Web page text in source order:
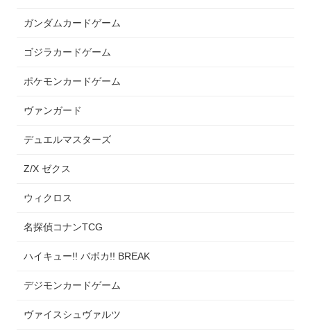
ガンダムカードゲーム
ゴジラカードゲーム
ポケモンカードゲーム
ヴァンガード
デュエルマスターズ
Z/X ゼクス
ウィクロス
名探偵コナンTCG
ハイキュー!! バボカ!! BREAK
デジモンカードゲーム
ヴァイスシュヴァルツ